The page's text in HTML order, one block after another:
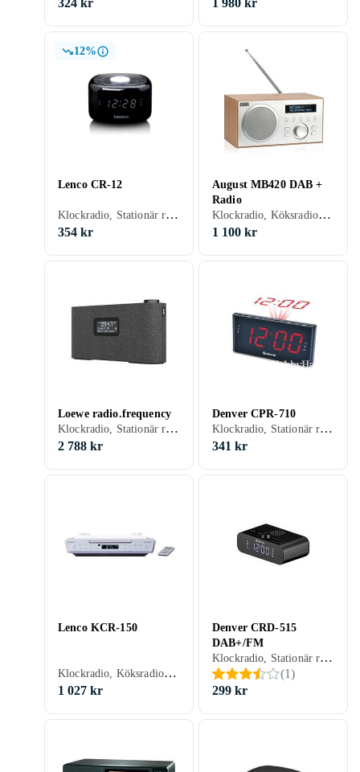
324 kr
1 980 kr
12%
Lenco CR-12
Klockradio, Stationär radio, FM, Nätström, Klockradio med alarm
354 kr
August MB420 DAB +
Radio
Klockradio, Köksradio, Stationär radio, FM, DAB, DAB+, RDS-radio, Klockradio med alarm, Display, USB, Analog 3,5mm-ingång (Aux)
1 100 kr
Loewe radio.frequency
Klockradio, Stationär radio, Bärbar radio, FM, DAB, DAB+, Batteri, Klockradio med alarm, Display
2 788 kr
Denver CPR-710
Klockradio, Stationär radio, FM, Klockradio med alarm, Projicering av tid
341 kr
Lenco KCR-150
Klockradio, Köksradio, Bärbar radio, FM, Nätström, Klockradio med alarm, Fjärrkontroll, Display, Analog 3,5mm-ingång (Aux)
1 027 kr
Denver CRD-515
DAB+/FM
Klockradio, Stationär radio, FM, DAB, DAB+, Klockradio med alarm
(1)
299 kr